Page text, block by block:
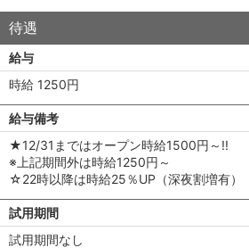
待遇
給与
時給 1250円
給与備考
★12/31まではオープン時給1500円～!!
※上記期間外は時給1250円～
☆22時以降は時給25％UP（深夜割増有）
試用期間
試用期間なし